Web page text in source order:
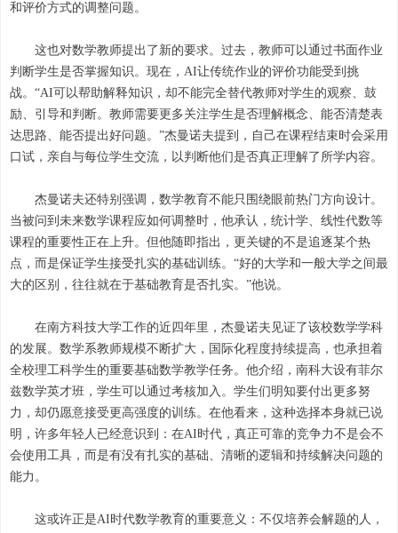
和评价方式的调整问题。
这也对数学教师提出了新的要求。过去，教师可以通过书面作业
判断学生是否掌握知识。现在，AI让传统作业的评价功能受到挑
战。“AI可以帮助解释知识，却不能完全替代教师对学生的观察、鼓
励、引导和判断。教师需要更多关注学生是否理解概念、能否清楚表
达思路、能否提出好问题。”杰曼诺夫提到，自己在课程结束时会采用
口试，亲自与每位学生交流，以判断他们是否真正理解了所学内容。
杰曼诺夫还特别强调，数学教育不能只围绕眼前热门方向设计。
当被问到未来数学课程应如何调整时，他承认，统计学、线性代数等
课程的重要性正在上升。但他随即指出，更关键的不是追逐某个热
点，而是保证学生接受扎实的基础训练。“好的大学和一般大学之间最
大的区别，往往就在于基础教育是否扎实。”他说。
在南方科技大学工作的近四年里，杰曼诺夫见证了该校数学学科
的发展。数学系教师规模不断扩大，国际化程度持续提高，也承担着
全校理工科学生的重要基础数学教学任务。他介绍，南科大设有菲尔
兹数学英才班，学生可以通过考核加入。学生们明知要付出更多努
力，却仍愿意接受更高强度的训练。在他看来，这种选择本身就已说
明，许多年轻人已经意识到：在AI时代，真正可靠的竞争力不是会不
会使用工具，而是有没有扎实的基础、清晰的逻辑和持续解决问题的
能力。
这或许正是AI时代数学教育的重要意义：不仅培养会解题的人，